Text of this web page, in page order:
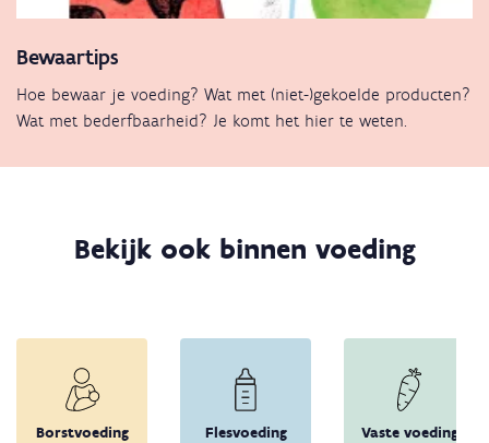
Bewaartips
Hoe bewaar je voeding? Wat met (niet-)gekoelde producten?
Wat met bederfbaarheid? Je komt het hier te weten.
Bekijk ook binnen voeding
Borstvoeding Flesvoeding Vaste voeding